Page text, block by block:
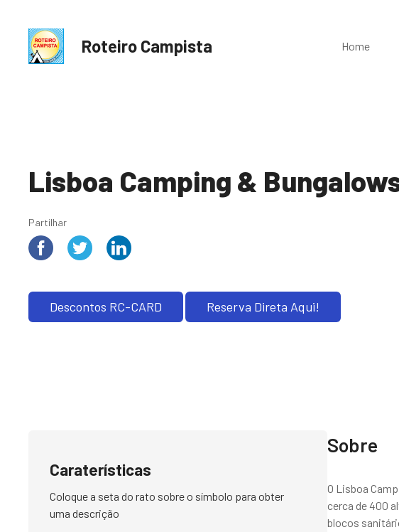
Roteiro Campista Home
Lisboa Camping &
Partilhar
Descontos RC-CARD Reserva Direta Aqui!
Caraterísticas
Coloque a seta do rato sobre o símbolo para obter
uma descrição
Sobre
O Lisboa
cerca de 400
blocos